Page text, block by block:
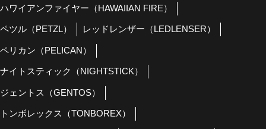
ハワイアンファイヤー（HAWAIIAN FIRE）
ペツル（PETZL） レッドレンザー（LEDLENSER）
ペリカン（PELICAN）
ナイトスティック（NIGHTSTICK）
ジェントス（GENTOS）
トンボレックス（TONBOREX）